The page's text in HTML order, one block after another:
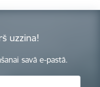
uzzina!
savā e-pastā.